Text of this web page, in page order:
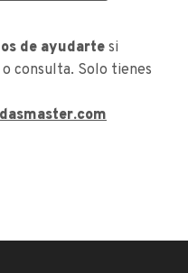
de ayudarte si
consulta. Solo tienes